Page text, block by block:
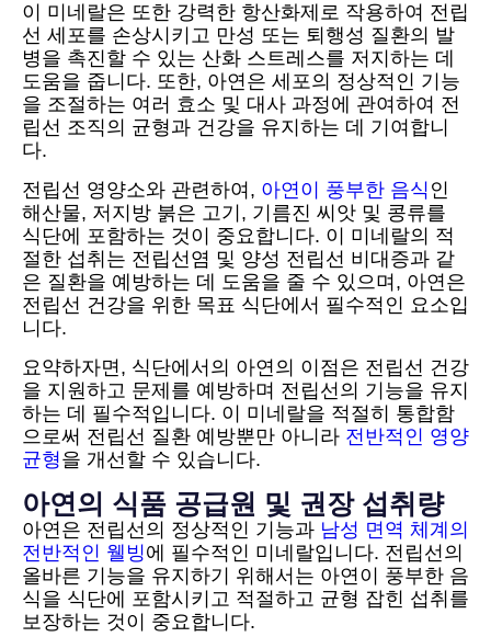
이 미네랄은 또한 강력한 항산화제로 작용하여 전립
선 세포를 손상시키고 만성 또는 퇴행성 질환의 발
병을 촉진할 수 있는 산화 스트레스를 저지하는 데
도움을 줍니다. 또한, 아연은 세포의 정상적인 기능
을 조절하는 여러 효소 및 대사 과정에 관여하여 전
립선 조직의 균형과 건강을 유지하는 데 기여합니
다.
전립선 영양소와 관련하여, 아연이 풍부한 음식 인
해산물, 저지방 붉은 고기, 기름진 씨앗 및 콩류를
식단에 포함하는 것이 중요합니다. 이 미네랄의 적
절한 섭취는 전립선염 및 양성 전립선 비대증과 같
은 질환을 예방하는 데 도움을 줄 수 있으며, 아연은
전립선 건강을 위한 목표 식단에서 필수적인 요소입
니다.
요약하자면, 식단에서의 아연의 이점은 전립선 건강
을 지원하고 문제를 예방하며 전립선의 기능을 유지
하는 데 필수적입니다. 이 미네랄을 적절히 통합함
으로써 전립선 질환 예방뿐만 아니라 전반적인 영양
균형을 개선할 수 있습니다.
아연의 식품 공급원 및 권장 섭취량
아연은 전립선의 정상적인 기능과 남성 면역 체계의
전반적인 웰빙에 필수적인 미네랄입니다. 전립선의
올바른 기능을 유지하기 위해서는 아연이 풍부한 음
식을 식단에 포함시키고 적절하고 균형 잡힌 섭취를
보장하는 것이 중요합니다.